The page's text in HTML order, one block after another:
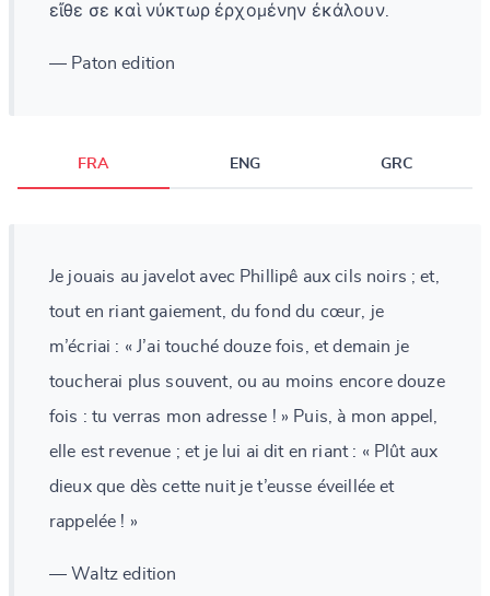
εἴθε σε καὶ νύκτωρ ἐρχομένην ἐκάλουν.
— Paton edition
FRA ENG GRC
Je jouais au javelot avec Phillipê aux cils noirs ; et,
tout en riant gaiement, du fond du cœur, je
m’écriai : « J’ai touché douze fois, et demain je
toucherai plus souvent, ou au moins encore douze
fois : tu verras mon adresse ! » Puis, à mon appel,
elle est revenue ; et je lui ai dit en riant : « Plût aux
dieux que dès cette nuit je t’eusse éveillée et
rappelée ! »
— Waltz edition